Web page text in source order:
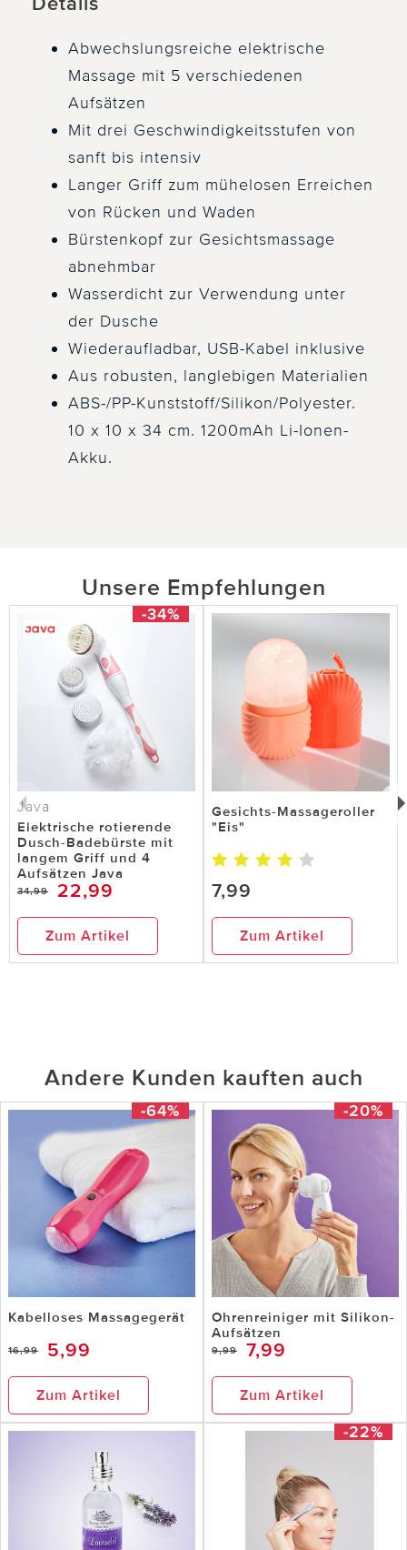
Abwechslungsreiche elektrische
Massage mit 5 verschiedenen
Aufsätzen
Mit drei Geschwindigkeitsstufen von
sanft bis intensiv
Langer Griff zum mühelosen Erreichen
von Rücken und Waden
Bürstenkopf zur Gesichtsmassage
abnehmbar
Wasserdicht zur Verwendung unter
der Dusche
Wiederaufladbar, USB-Kabel inklusive
Aus robusten, langlebigen Materialien
ABS-/PP-Kunststoff/Silikon/Polyester.
10 x 10 x 34 cm. 1200mAh Li-Ionen-
Akku.
Unsere Empfehlungen
-34%
Java
Elektrische rotierende
Dusch-Badebürste mit
langem Griff und 4
Aufsätzen Java
34,99 22,99
Zum Artikel
Gesichts-Massageroller
"Eis"
7,99
Zum Artikel
Andere Kunden kauften auch
-64%
Kabelloses Massagegerät
16,99 5,99
Zum Artikel
-20%
Ohrenreiniger mit Silikon-
Aufsätzen
9,99 7,99
Zum Artikel
-22%